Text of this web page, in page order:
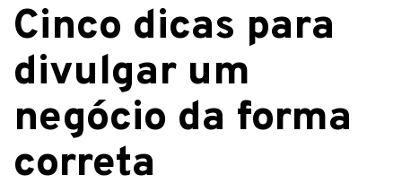
Cinco dicas para
divulgar um
negócio da forma
correta